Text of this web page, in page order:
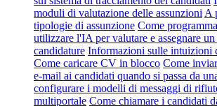
moduli di valutazione delle assunzioni A
tipologie di assunzione Come
utilizzare l'IA per valutare e assegnare
candidature Informazioni sulle intuizioni
Come caricare CV in blocco Come
e-mail ai candidati quando si passa da
configurare i modelli di messaggi di
multiportale Come chiamare i candidati